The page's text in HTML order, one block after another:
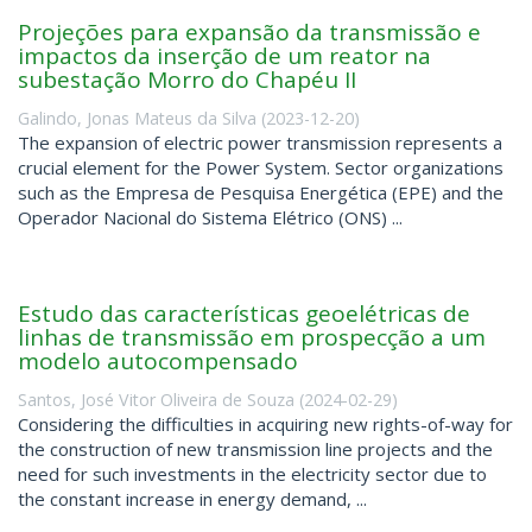
Projeções para expansão da transmissão e
impactos da inserção de um reator na
subestação Morro do Chapéu II
Galindo, Jonas Mateus da Silva (2023-12-20)
The expansion of electric power transmission represents a
crucial element for the Power System. Sector organizations
such as the Empresa de Pesquisa Energética (EPE) and the
Operador Nacional do Sistema Elétrico (ONS) ...
Estudo das características geoelétricas de
linhas de transmissão em prospecção a um
modelo autocompensado
Santos, José Vitor Oliveira de Souza (2024-02-29)
Considering the difficulties in acquiring new rights-of-way for
the construction of new transmission line projects and the
need for such investments in the electricity sector due to
the constant increase in energy demand, ...